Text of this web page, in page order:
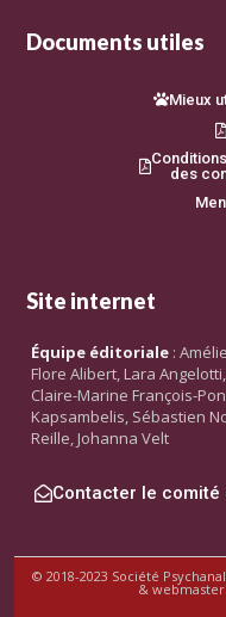
Documents utiles
Mieux
des
Site internet
Équipe éditoriale :
Flore Alibert, Lara
Claire-Marine François-
Kapsambelis, Sébastien
Reille, Johanna Velt
Contacter le comité
© 2018-2023 Société
&